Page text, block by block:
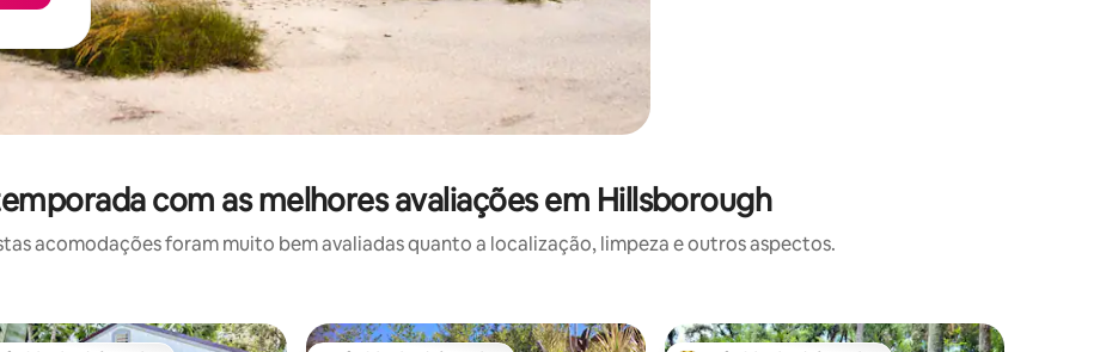
com as melhores avaliações em Hillsborough
acomodações foram muito bem avaliadas quanto a localização, limpeza e outros aspectos.